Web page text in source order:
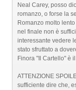
Neal Carey, posso
romanzo, o forse la
Romanzo molto
nel finale non è
interessante vedere
stato sfruttato a
Finora "Il Cartello" è
ATTENZIONE
sufficiente dire che,